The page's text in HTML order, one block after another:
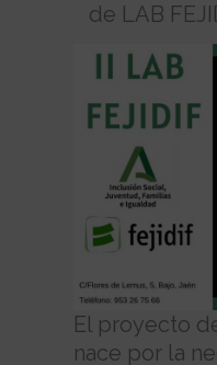
de LAB
El proyecto
nace por la